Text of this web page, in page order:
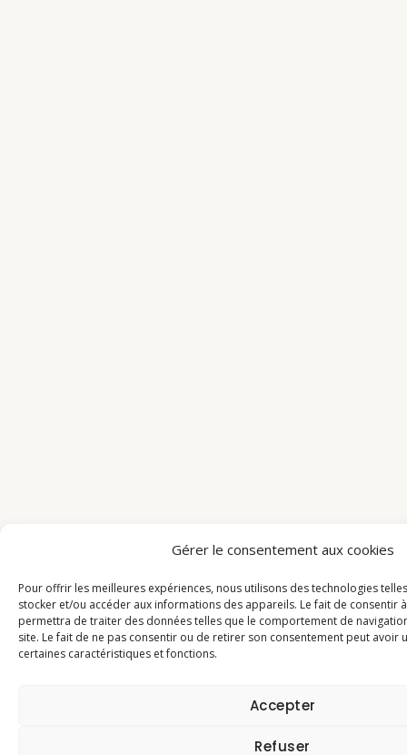
Gérer le consentement aux cookies
Pour offrir les meilleures expériences, nous utilisons des technologies
stocker et/ou accéder aux informations des appareils. Le fait de consentir
permettra de traiter des données telles que le comportement de
site. Le fait de ne pas consentir ou de retirer son consentement peut avoir
certaines caractéristiques et fonctions.
Accepter
Refuser